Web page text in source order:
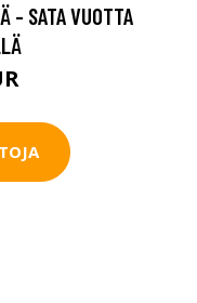
- SATA VUOTTA